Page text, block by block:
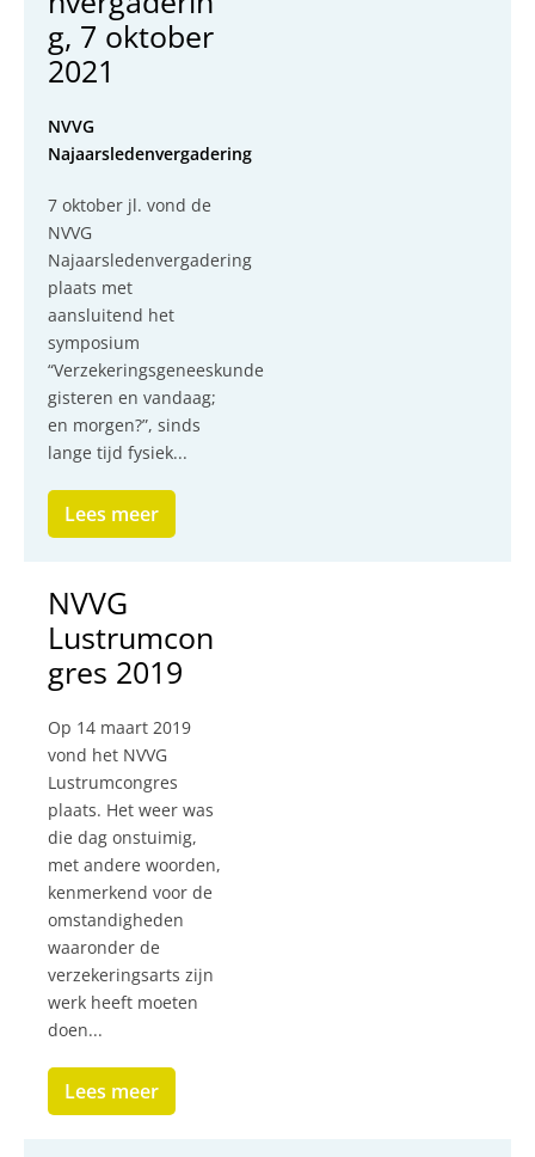
g, 7 oktober
2021
NVVG
Najaarsledenvergadering
7 oktober jl. vond de
NVVG
Najaarsledenvergadering
plaats met
aansluitend het
symposium
“Verzekeringsgeneeskunde
gisteren en vandaag;
en morgen?”, sinds
lange tijd fysiek...
Lees meer
NVVG
Lustrumcon
gres 2019
Op 14 maart 2019
vond het NVVG
Lustrumcongres
plaats. Het weer was
die dag onstuimig,
met andere woorden,
kenmerkend voor de
omstandigheden
waaronder de
verzekeringsarts zijn
werk heeft moeten
doen...
Lees meer